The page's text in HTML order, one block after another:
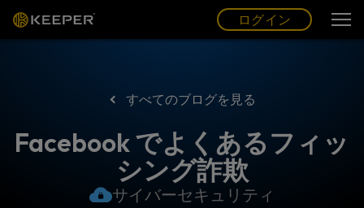
グ (JP)
ログイン
すべてのブログを見る
Facebook でよくあるフィッ
シング詐欺
サイバーセキュリティ